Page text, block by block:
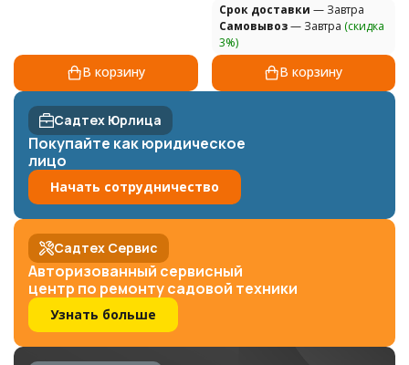
В корзину
Cрок доставки — Завтра
Самовывоз— Завтра (скидка
3%)
В корзину
Садтех Юрлица
Покупайте как юридическое
лицо
Начать сотрудничество
Садтех Сервис
Авторизованный сервисный
центр по ремонту садовой техники
Узнать больше